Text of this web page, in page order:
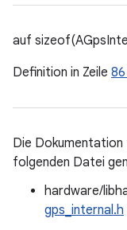
auf
Definition in Zeile 86
Die
folgenden Datei
hardware/
gps_internal.h